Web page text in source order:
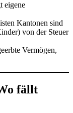
eigene
Kantonen sind
von der Steuer
Vermögen,
fällt